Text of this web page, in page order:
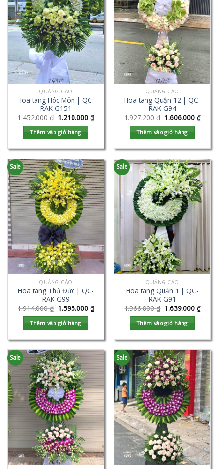
QUẢNG CÁO
Hoa tang Hóc Môn | QC-
RAK-G151
1.452.000₫ 1.210.000 ₫
Thêm vào giỏ hàng
QUẢNG CÁO
Hoa tang Quận 12 | QC-
RAK-G94
1.927.200₫ 1.606.000 ₫
Thêm vào giỏ hàng
Sale
QUẢNG CÁO
Hoa tang Thủ Đức | QC-
RAK-G99
1.914.000₫ 1.595.000 ₫
Thêm vào giỏ hàng
Sale
QUẢNG CÁO
Hoa tang Quận 1 | QC-
RAK-G91
1.966.800₫ 1.639.000 ₫
Thêm vào giỏ hàng
Sale Sale